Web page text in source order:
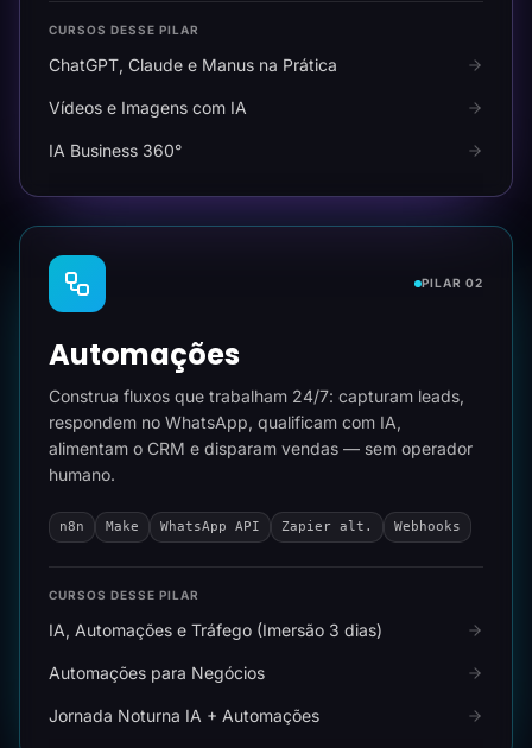
CURSOS DESSE PILAR
ChatGPT, Claude e Manus na Prática
Vídeos e Imagens com IA
IA Business 360°
PILAR 02
Automações
Construa fluxos que trabalham 24/7: capturam leads,
respondem no WhatsApp, qualificam com IA,
alimentam o CRM e disparam vendas — sem operador
humano.
n8n Make WhatsApp API Zapier alt. Webhooks
CURSOS DESSE PILAR
IA, Automações e Tráfego (Imersão 3 dias)
Automações para Negócios
Jornada Noturna IA + Automações